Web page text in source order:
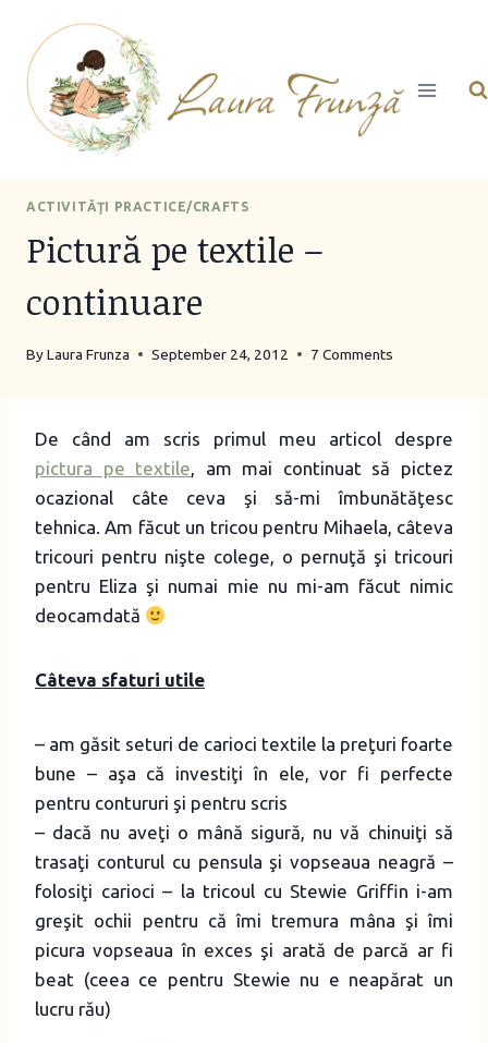
content
ACTIVITĂŢI PRACTICE/CRAFTS
Pictură pe textile –
continuare
ByLaura Frunza September 24, 2012 7 Comments
De când am scris primul meu articol despre
pictura pe textile, am mai continuat să pictez
ocazional câte ceva şi să-mi îmbunătăţesc
tehnica. Am făcut un tricou pentru Mihaela, câteva
tricouri pentru nişte colege, o pernuţă şi tricouri
pentru Eliza şi numai mie nu mi-am făcut nimic
deocamdată
Câteva sfaturi utile
– am găsit seturi de carioci textile la preţuri foarte
bune – aşa că investiţi în ele, vor fi perfecte
pentru contururi şi pentru scris
– dacă nu aveţi o mână sigură, nu vă chinuiţi să
trasaţi conturul cu pensula şi vopseaua neagră –
folosiţi carioci – la tricoul cu Stewie Griffin i-am
greşit ochii pentru că îmi tremura mâna şi îmi
picura vopseaua în exces şi arată de parcă ar fi
beat (ceea ce pentru Stewie nu e neapărat un
lucru rău)